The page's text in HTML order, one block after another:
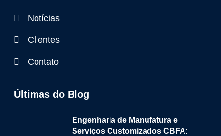
Notícias
Clientes
Contato
Últimas do Blog
Engenharia de Manufatura e
Serviços Customizados CBFA: